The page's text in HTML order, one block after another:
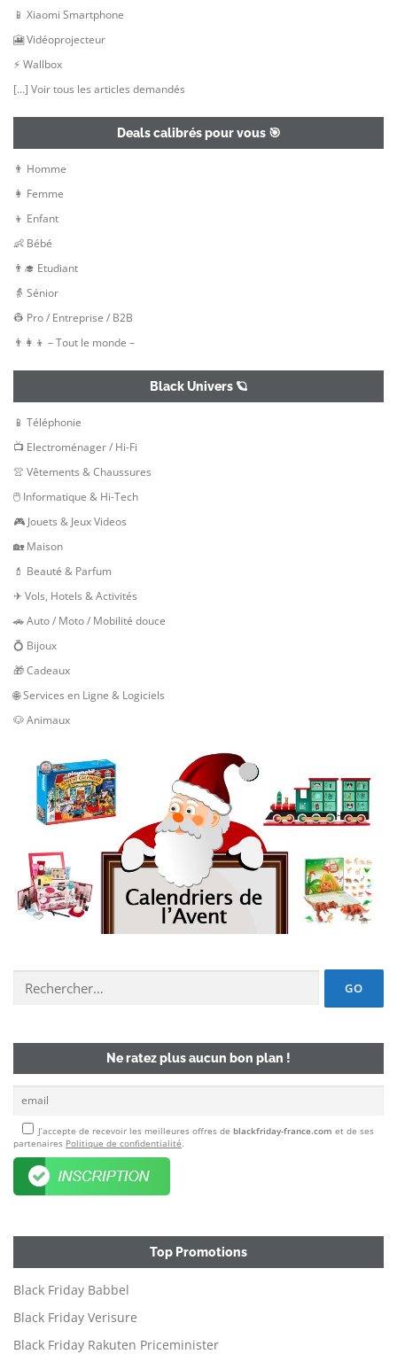
📱 Xiaomi Smartphone
🎦 Vidéoprojecteur
⚡ Wallbox
[…] Voir tous les articles demandés
Deals calibrés pour vous 🎯
👨 Homme
👩 Femme
👦 Enfant
👶 Bébé
👨‍🎓 Etudiant
👵 Sénior
👷‍ Pro / Entreprise / B2B
👨‍👩‍👦 – Tout le monde –
Black Univers 🪐
📱 Téléphonie
📺 Electroménager / Hi-Fi
👚 Vêtements & Chaussures
🖱 Informatique & Hi-Tech
🎮 Jouets & Jeux Videos
🏡 Maison
💄 Beauté & Parfum
✈ Vols, Hotels & Activités
🚗 Auto / Moto / Mobilité douce
💍 Bijoux
🎁 Cadeaux
🌐 Services en Ligne & Logiciels
🐶 Animaux
Ne ratez plus aucun bon plan !
J’accepte de recevoir les meilleures offres de blackfriday-france.com et de ses
partenaires Politique de confidentialité.
Top Promotions
Black Friday Babbel
Black Friday Verisure
Black Friday Rakuten Priceminister